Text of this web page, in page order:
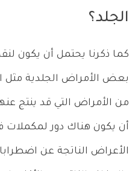
الجلد؟
كما ذكرنا يحتمل أن يكون
بعض الأمراض الجلدية مثل
من الأمراض التي قد ينتج
أن يكون هناك دور لمكملات
الأعراض الناتجة عن